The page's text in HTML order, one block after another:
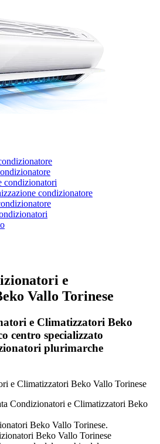
condizionatori
condizionatore
e
Vallo Torinese
e Climatizzatori Beko
centro specializzato
plurimarche
Condizionatori e Climatizzatori Beko
Beko Vallo Torinese.
Beko Vallo Torinese